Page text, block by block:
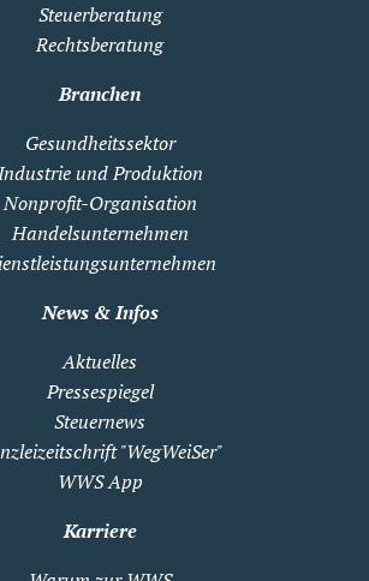
Steuerberatung
Rechtsberatung
Branchen
Gesundheitssektor
und Produktion
Nonprofit-Organisation
Handelsunternehmen
News & Infos
Aktuelles
Pressespiegel
Steuernews
"WegWeiSer"
WWS App
Karriere